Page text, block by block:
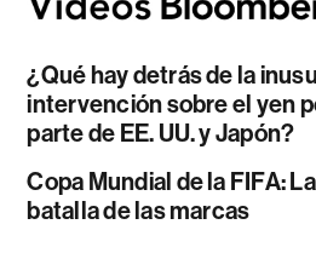
¿Qué hay detrás de la
intervención sobre el yen
parte de EE. UU. y Japón?
Copa Mundial de la FIFA: La
batalla de las marcas